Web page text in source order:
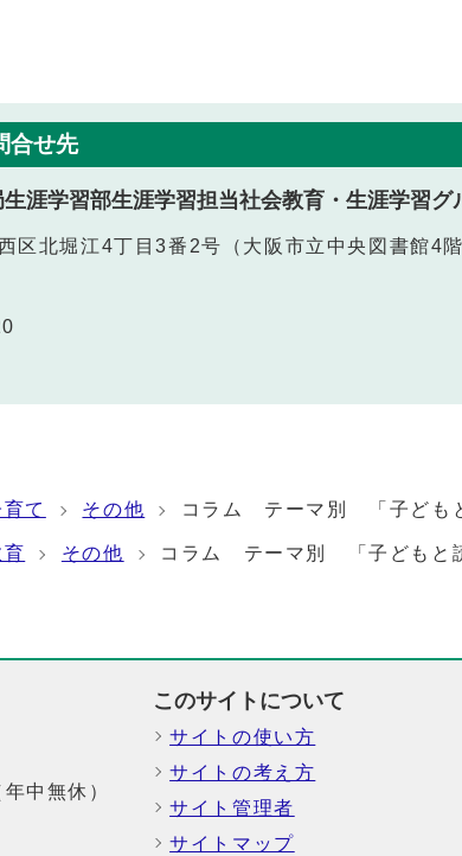
合せ先
涯学習部生涯学習担当社会教育・生涯学習グ
区北堀江4丁目3番2号（大阪市立中央図書館4階
て その他 コラム テーマ別 「子ども
育 その他 コラム テーマ別 「子どもと
中無休）
このサイトについて
サイトの使い方
サイトの考え方
サイト管理者
サイトマップ